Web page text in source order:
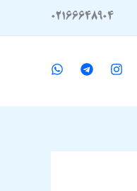
02166648904